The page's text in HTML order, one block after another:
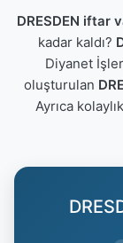
DRESDEN iftar
kadar kaldı?
Diyanet
oluşturulan
Ayrıca